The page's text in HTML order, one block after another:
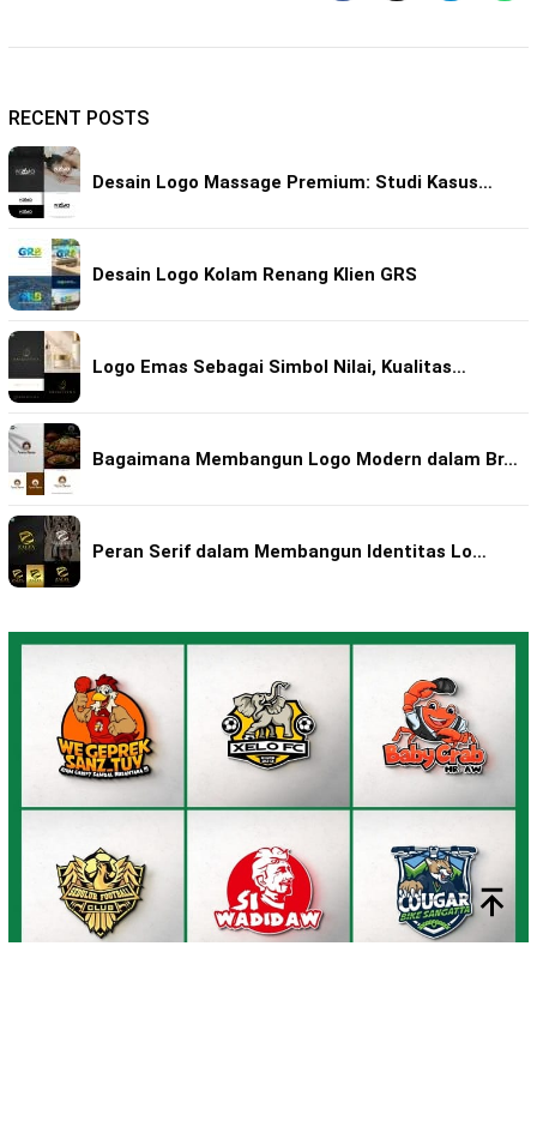
RECENT POSTS
Desain Logo Massage Premium: Studi Kasus…
Desain Logo Kolam Renang Klien GRS
Logo Emas Sebagai Simbol Nilai, Kualitas…
Bagaimana Membangun Logo Modern dalam Br…
Peran Serif dalam Membangun Identitas Lo…